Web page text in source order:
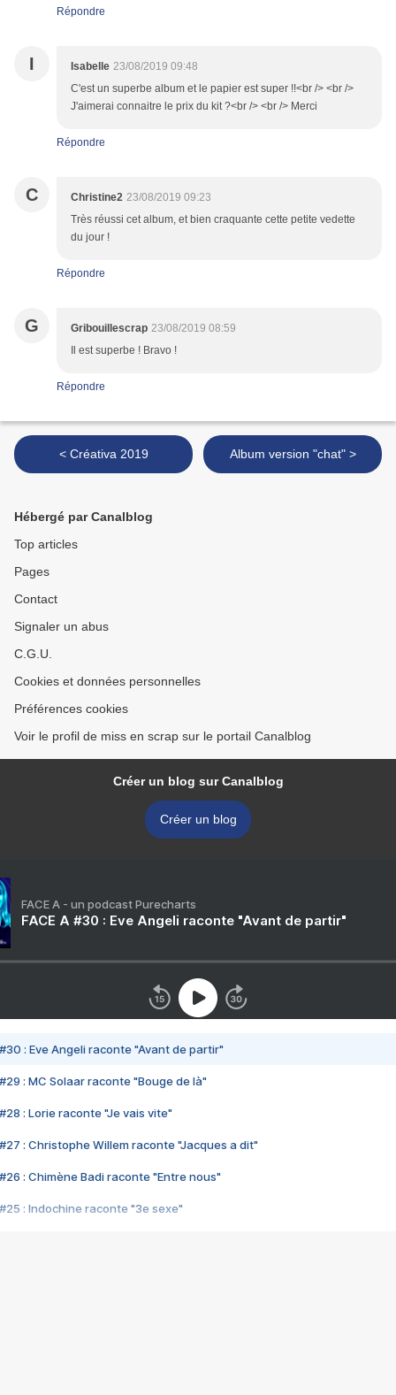
Répondre
I Isabelle 23/08/2019 09:48
C'est un superbe album et le papier est super !!<br /> <br />
J'aimerai connaitre le prix du kit ?<br /> <br /> Merci
Répondre
C Christine2 23/08/2019 09:23
Très réussi cet album, et bien craquante cette petite vedette
du jour !
Répondre
G Gribouillescrap 23/08/2019 08:59
Il est superbe ! Bravo !
Répondre
< Créativa 2019 Album version "chat" >
Hébergé par Canalblog
Top articles
Pages
Contact
Signaler un abus
C.G.U.
Cookies et données personnelles
Préférences cookies
Voir le profil de miss en scrap sur le portail Canalblog
Créer un blog sur Canalblog
Créer un blog
FACE A - un podcast Purecharts
FACE A #30 : Eve Angeli raconte "Avant de partir"
#30 : Eve Angeli raconte "Avant de partir"
#29 : MC Solaar raconte "Bouge de là"
#28 : Lorie raconte "Je vais vite"
#27 : Christophe Willem raconte "Jacques a dit"
#26 : Chimène Badi raconte "Entre nous"
#25 : Indochine raconte "3e sexe"